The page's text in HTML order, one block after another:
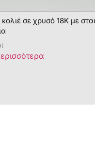
κολιέ σε χρυσό 18Κ με